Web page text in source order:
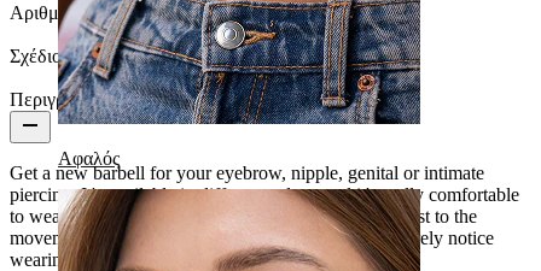
Αφαλός
Αριθμός αντικειμένων:1
Σχέδιο:Simple
Περιγραφή
Get a new barbell for your eyebrow, nipple, genital or intimate
piercing. It's available in different colors, and it's really comfortable
to wear. The barbell is soft and flexible, so it will adjust to the
movements of your body. It's so light that you will barely notice
wearing it.